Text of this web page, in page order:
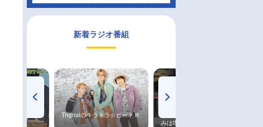
新着ラジオ番組
Trignalのキラキラ☆ビートＲ
みは塩だけ